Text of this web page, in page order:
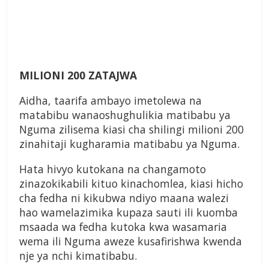
MILIONI 200 ZATAJWA
Aidha, taarifa ambayo imetolewa na
matabibu wanaoshughulikia matibabu ya
Nguma zilisema kiasi cha shilingi milioni 200
zinahitaji kugharamia matibabu ya Nguma.
Hata hivyo kutokana na changamoto
zinazokikabili kituo kinachomlea, kiasi hicho
cha fedha ni kikubwa ndiyo maana walezi
hao wamelazimika kupaza sauti ili kuomba
msaada wa fedha kutoka kwa wasamaria
wema ili Nguma aweze kusafirishwa kwenda
nje ya nchi kimatibabu.